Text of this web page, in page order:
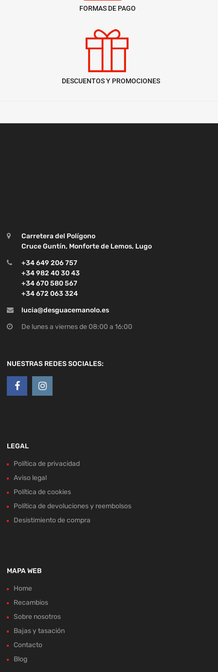
FORMAS DE PAGO
DESCUENTOS Y PROMOCIONES
Carretera del Polígono
Cruce Guntín, Monforte de Lemos, Lugo
+34 649 206 757
+34 982 40 30 43
+34 670 580 567
+34 672 063 324
lucia@desguacemanolo.es
De lunes a viernes de 08:00 a 16:00
NUESTRAS REDES SOCIALES:
LEGAL
Política de privacidad
Aviso legal
Política de cookies
Política de devoluciones y reembolsos
Desistimiento de compra
MAPA WEB
Home
Recambios
Sobre nosotros
Bajas y tasación
Contacto
Blog